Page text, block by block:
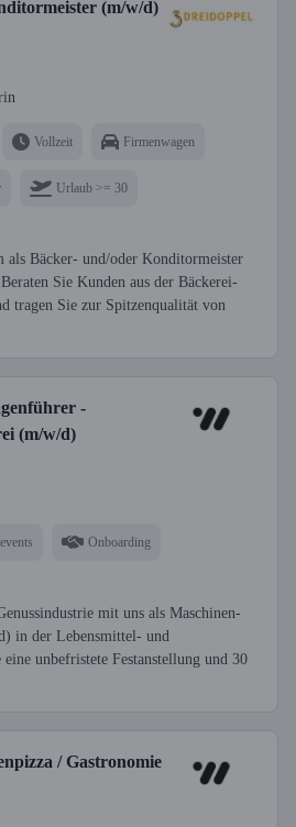
(m/w/d)
Vollzeit Firmenwagen
Urlaub >= 30
als Bäcker- und/oder Konditormeister
Sie Kunden aus der Bäckerei-
tragen Sie zur Spitzenqualität von
-
(m/w/d)
Onboarding
mit uns als Maschinen-
in der Lebensmittel- und
unbefristete Festanstellung und 30
/ Gastronomie